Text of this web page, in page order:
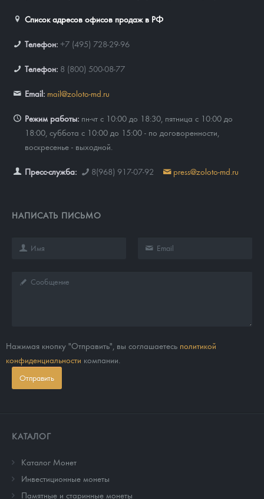
Список адресов офисов продаж в РФ
Телефон: +7 (495) 728-29-96
Телефон: 8 (800) 500-08-77
Email: mail@zoloto-md.ru
Режим работы: пн-чт с 10:00 до 18:30, пятница с 10:00 до
18:00, суббота с 10:00 до 15:00 - по договоренности,
воскресенье - выходной.
Пресс-служба: 8(968) 917-07-92 press@zoloto-md.ru
НАПИСАТЬ ПИСЬМО
Нажимая кнопку "Отправить", вы соглашаетесь политикой
конфиденциальности компании.
Отправить
КАТАЛОГ
Каталог Монет
Инвестиционные монеты
Памятные и старинные монеты